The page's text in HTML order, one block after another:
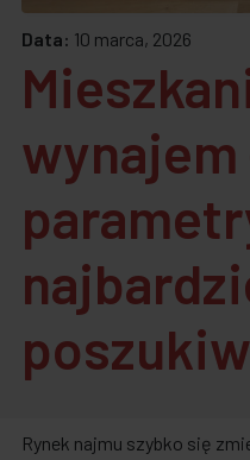
Data: 10 marca, 2026
wynajem
Rynek najmu szybko się